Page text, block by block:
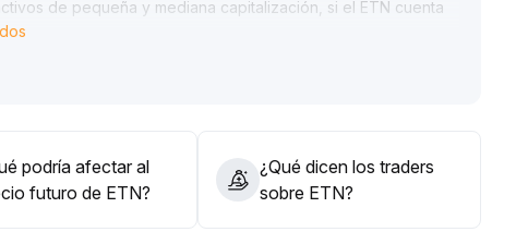
de pequeña y mediana capitalización, si el ETN cuenta
comunitarias, podría superar al mercado en el corto
el flujo de fondos y la distribución de tokens, y estar
general
podría afectar al
futuro de ETN?
¿Qué dicen los traders
sobre ETN?